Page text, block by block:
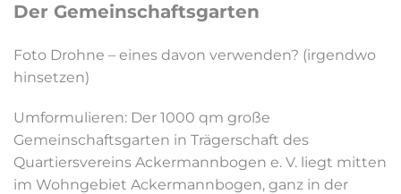
Der Gemeinschaftsgarten
Foto Drohne – eines davon verwenden? (irgendwo
hinsetzen)
Umformulieren: Der 1000 qm große
Gemeinschaftsgarten in Trägerschaft des
Quartiersvereins Ackermannbogen e. V. liegt mitten
im Wohngebiet Ackermannbogen, ganz in der